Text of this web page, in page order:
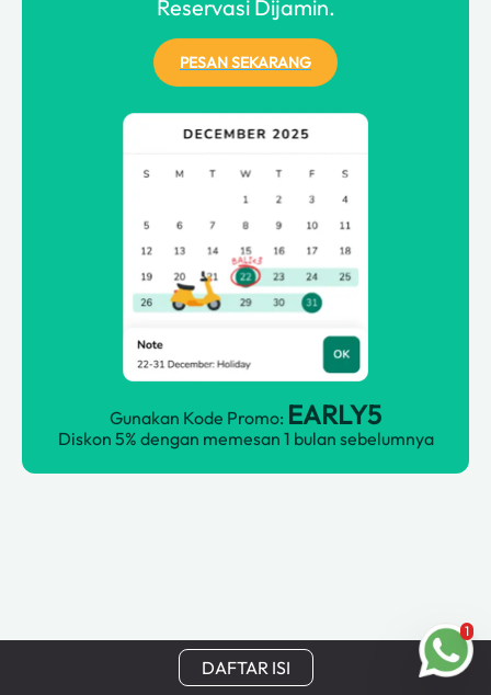
DAFTAR ISI
Reservasi Dijamin.
PESAN SEKARANG
Gunakan Kode Promo: EARLY5
Diskon 5% dengan memesan 1 bulan sebelumnya
1